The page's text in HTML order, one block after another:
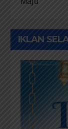
IKLAN